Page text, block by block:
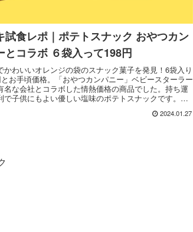
試食レポ｜ポテトスナック おやつカン
とコラボ ６袋入って198円
かわいいオレンジの袋のスナック菓子を発見！6袋入り
お手頃価格。「おやつカンパニー」ベビースターラー
名な会社とコラボした情熱価格の商品でした。持ち運
で子供にもよい優しい塩味のポテトスナックです。週
2024.01.27